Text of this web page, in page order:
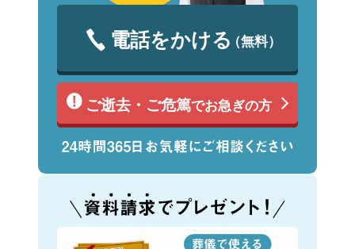
電話をかける（無料）
ご逝去・ご危篤でお急ぎの方